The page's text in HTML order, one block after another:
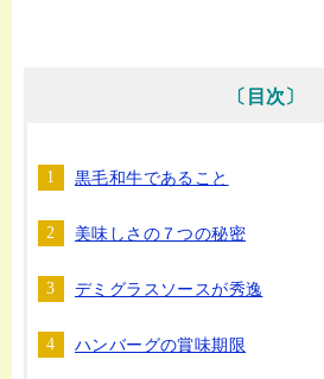
〔目次〕
黒毛和牛であること
美味しさの７つの秘密
デミグラスソースが秀逸
ハンバーグの賞味期限